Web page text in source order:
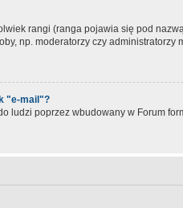
rangi (ranga pojawia się pod
np. moderatorzy czy
"e-mail"?
ludzi poprzez wbudowany w Forum